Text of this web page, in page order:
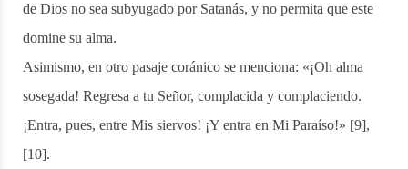
de Dios no sea subyugado por Satanás, y no permita que este
domine su alma.
Asimismo, en otro pasaje coránico se menciona: «¡Oh alma
sosegada! Regresa a tu Señor, complacida y complaciendo.
¡Entra, pues, entre Mis siervos! ¡Y entra en Mi Paraíso!» [9],
[10].